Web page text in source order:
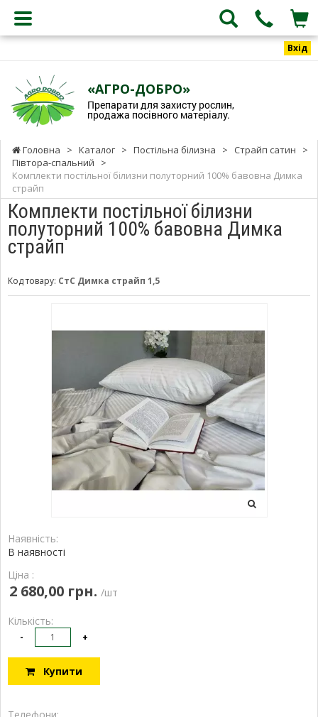
Вхід
«АГРО-ДОБРО»
Препарати для захисту рослин,
продажа посівного матеріалу.
Головна > Каталог > Постільна білизна > Страйп сатин
>
Півтора-спальний
>
Комплекти постільної білизни полуторний 100% бавовна Димка
страйп
Комплекти постільної білизни
полуторний 100% бавовна Димка
страйп
Код товару: СтС Димка страйп 1,5
Наявність:
В наявності
Ціна :
2 680,00 грн. /шт
Кількість:
- +
Купити
Телефони: